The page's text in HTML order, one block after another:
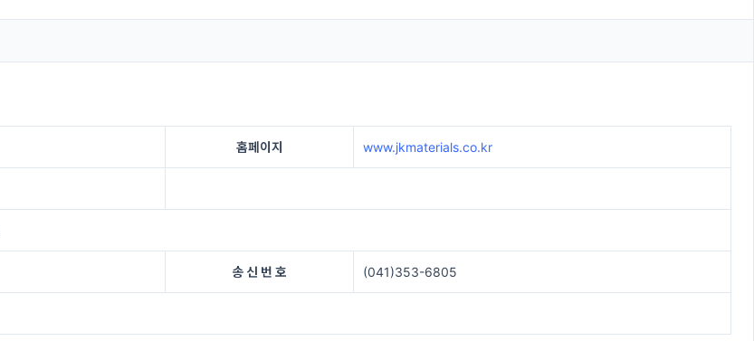
홈페이지 www.jkmaterials.co.kr
송 신 번 호 (041)353-6805